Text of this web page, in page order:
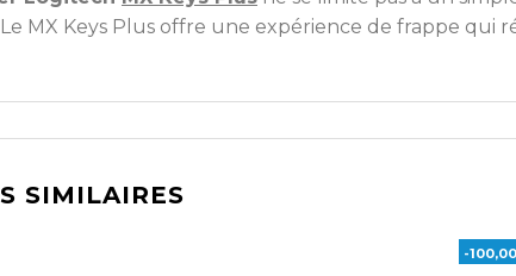
Le MX Keys Plus offre une expérience de frappe qui
SIMILAIRES
-